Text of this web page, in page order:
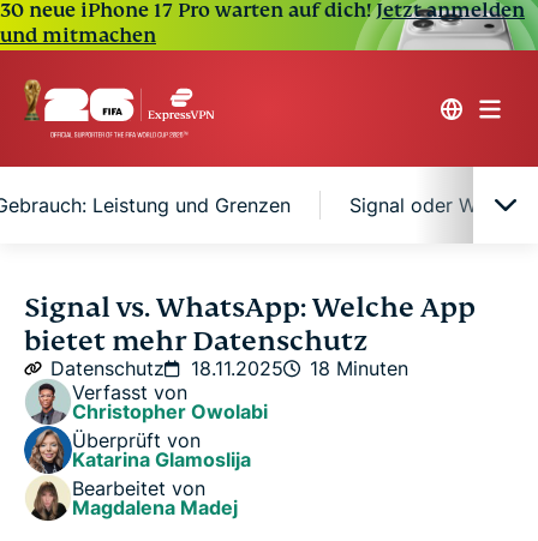
30 neue iPhone 17 Pro warten auf dich!Jetzt anmelden
und mitmachen
Leistung und Grenzen Signal oder
Signal vs. WhatsApp: Kurzer Überblick
Privatsphäre und Sicherheit: Welche App macht es
besser?
Alltäglicher Gebrauch: Leistung und Grenzen
Signal oder WhatsApp: Welche App passt am
Signal vs. WhatsApp: Welche App
bietet mehr Datenschutz
Datenschutz 18.11.2025
18 Minuten
Verfasst von
Christopher Owolabi
Überprüft von
Katarina Glamoslija
Bearbeitet von
Magdalena Madej